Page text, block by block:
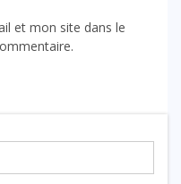
et mon site dans le